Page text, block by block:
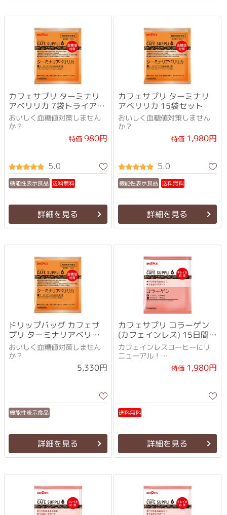
カフェサプリ ターミナリ
アベリリカ 7袋トライアル
セット
おいしく血糖値対策しません
か？
特価980円
5.0
機能性表示食品 送料無料
詳細を見る
カフェサプリ ターミナリ
アベリリカ 15袋セット
おいしく血糖値対策しません
か？
特価1,980円
5.0
機能性表示食品 送料無料
詳細を見る
ドリップバッグ カフェサ
プリ ターミナリアベリリ
カ 30袋
おいしく血糖値対策しません
か？
5,330円
機能性表示食品
詳細を見る
カフェサプリ コラーゲン
(カフェインレス) 15日間
セット
カフェインレスコーヒーにリ
ニューアル！
10gになってよりおいしくなり
特価1,980円
送料無料
詳細を見る